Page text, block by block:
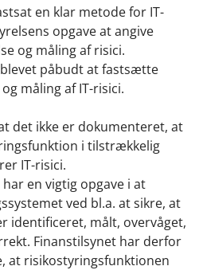
en klar metode for IT-
opgave at angive
og måling af risici.
påbudt at fastsætte
måling af IT-risici.
det ikke er dokumenteret, at
i tilstrækkelig
IT-risici.
en vigtig opgave i at
ved bl.a. at sikre, at
identificeret, målt, overvåget,
Finanstilsynet har derfor
at risikostyringsfunktionen